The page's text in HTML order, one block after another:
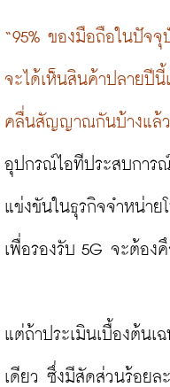
“95% ของมือถือในปัจจุ
จะได้เห็นสินค้าปลายปี
คลื่นสัญญาณกันบ้างแล้ว
อุปกรณ์ไอทีประสบการ
แข่งขันในธุรกิจจำหน่า
เพื่อรองรับ 5G จะต้อง
แต่ถ้าประเมินเบื้องต้นเ
เดียว ซึ่งมีสัดส่วนร้อย